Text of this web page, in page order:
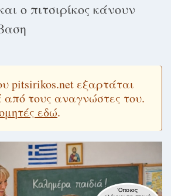
ο πιτσιρίκος κάνουν
pitsirikos.net εξαρτάται
από τους αναγνώστες του.
εδώ.